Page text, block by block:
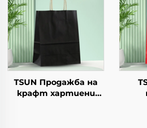
шоколад, бургери - за
кейтеринг и
TSUN Продажба на
крафт хартиени